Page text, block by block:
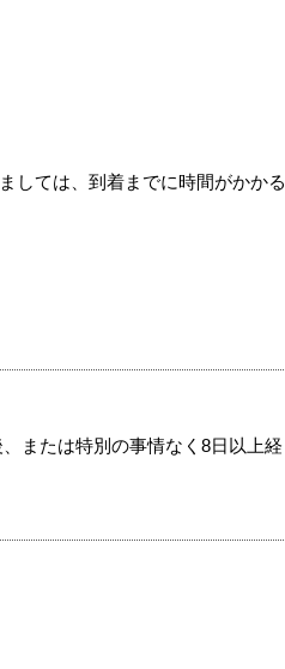
しては、到着までに時間がかかる
または特別の事情なく8日以上経